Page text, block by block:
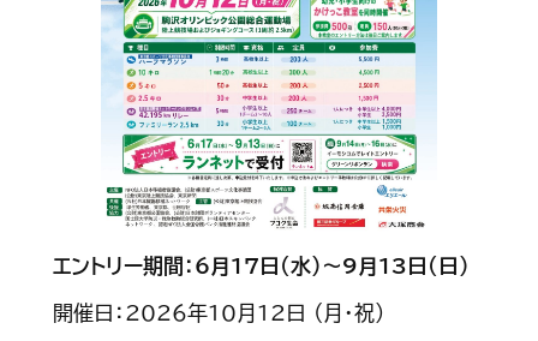
エントリー期間：6月17日(水)～9月13日(日)
開催日：2026年10月12日 (月・祝)